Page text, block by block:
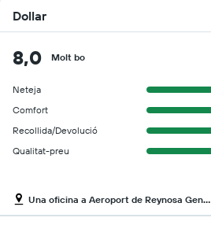
Dollar
8,0 Molt bo
Neteja
Comfort
Recollida/Devolució
Qualitat-preu
Una oficina a Aeroport de Reynosa Gen Lucio Blanco